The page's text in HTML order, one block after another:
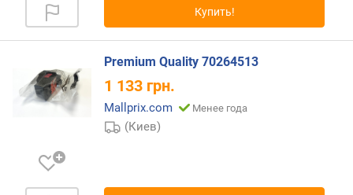
Купить!
Premium Quality 70264513
1 133 грн.
Mallprix.com Менее года
(Киев)